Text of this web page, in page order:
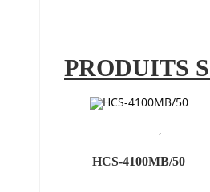
PRODUITS
,
HCS-4100MB/50